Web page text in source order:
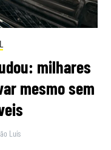
milhares
mesmo sem
Luís